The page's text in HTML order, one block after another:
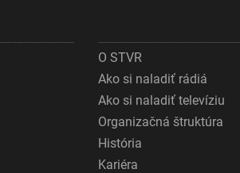
O STVR
Ako si naladiť rádiá
Ako si naladiť televíziu
Organizačná štruktúra
História
Kariéra